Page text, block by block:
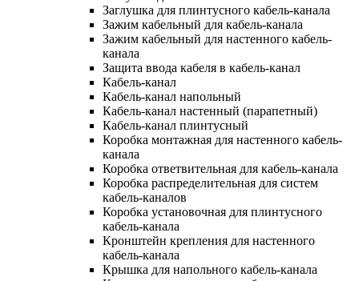
Заглушка для плинтусного кабель-канала
Зажим кабельный для кабель-канала
Зажим кабельный для настенного кабель-
канала
Защита ввода кабеля в кабель-канал
Кабель-канал
Кабель-канал напольный
Кабель-канал настенный (парапетный)
Кабель-канал плинтусный
Коробка монтажная для настенного кабель-
канала
Коробка ответвительная для кабель-канала
Коробка распределительная для систем
кабель-каналов
Коробка установочная для плинтусного
кабель-канала
Кронштейн крепления для настенного
кабель-канала
Крышка для напольного кабель-канала